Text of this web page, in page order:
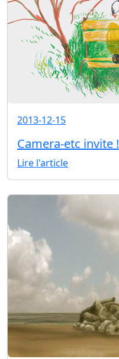
2013-12-15
Camera-etc invite !
Lire l'article